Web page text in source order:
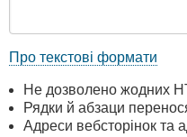
Про текстові формати
Не дозволено жодних
Рядки й абзаци
Адреси вебсторінок та